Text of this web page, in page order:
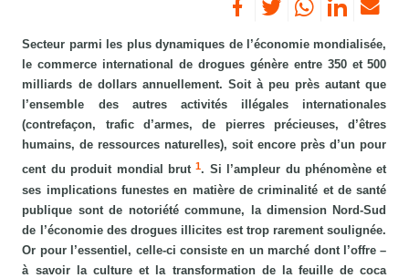
Secteur parmi les plus dynamiques de l’économie mondialisée,
le commerce international de drogues génère entre 350 et 500
milliards de dollars annuellement. Soit à peu près autant que
l’ensemble des autres activités illégales internationales
(contrefaçon, trafic d’armes, de pierres précieuses, d’êtres
humains, de ressources naturelles), soit encore près d’un pour
cent du produit mondial brut1. Si l’ampleur du phénomène et
ses implications funestes en matière de criminalité et de santé
publique sont de notoriété commune, la dimension Nord-Sud
de l’économie des drogues illicites est trop rarement soulignée.
Or pour l’essentiel, celle-ci consiste en un marché dont l’offre –
à savoir la culture et la transformation de la feuille de coca